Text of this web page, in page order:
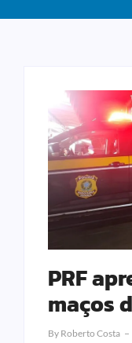
PRF
maços
By Roberto Costa